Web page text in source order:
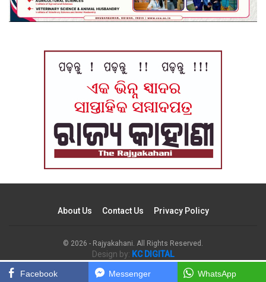
About Us Contact Us Privacy Policy
© 2026 - Rajyakahani. All Rights Reserved.
Design by: KC DIGITAL
Facebook Messenger WhatsApp